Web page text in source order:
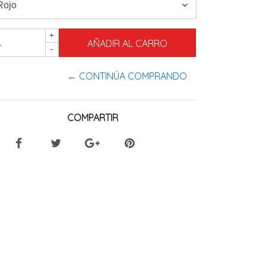
+
-
← CONTINÚA COMPRANDO
COMPARTIR